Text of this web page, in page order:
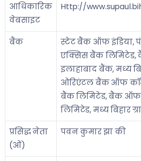
आधिकारिक
वेबसाइट
Http://
बैंक
स्टेट बैंक ऑफ इंडिया,
एक्सिस बैंक लिमिटेड,
इलाहाबाद बैंक, मध्य
ओरिएंटल बैंक ऑफ
बैंक लिमिटेड, बैंक ऑफ
लिमिटेड, मध्य बिहार
प्रसिद्ध नेता
(ओं)
पवन कुमार झा की